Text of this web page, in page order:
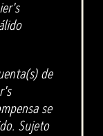
de
se
Sujeto